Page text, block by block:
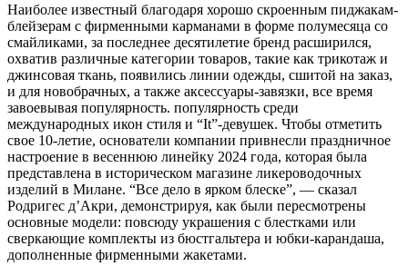
Наиболее известный благодаря хорошо скроенным пиджакам-
блейзерам с фирменными карманами в форме полумесяца со
смайликами, за последнее десятилетие бренд расширился,
охватив различные категории товаров, такие как трикотаж и
джинсовая ткань, появились линии одежды, сшитой на заказ,
и для новобрачных, а также аксессуары-завязки, все время
завоевывая популярность. популярность среди
международных икон стиля и “It”-девушек. Чтобы отметить
свое 10-летие, основатели компании привнесли праздничное
настроение в весеннюю линейку 2024 года, которая была
представлена в историческом магазине ликероводочных
изделий в Милане. “Все дело в ярком блеске”, — сказал
Родригес д’Акри, демонстрируя, как были пересмотрены
основные модели: повсюду украшения с блестками или
сверкающие комплекты из бюстгальтера и юбки-карандаша,
дополненные фирменными жакетами.